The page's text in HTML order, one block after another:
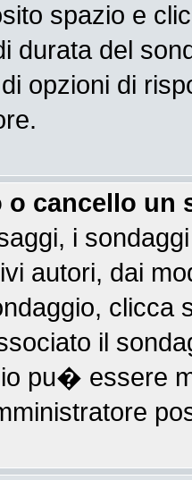
spazio e
durata del
opzioni di
o cancello un
i
autori, dai
clicca
il
pu� essere